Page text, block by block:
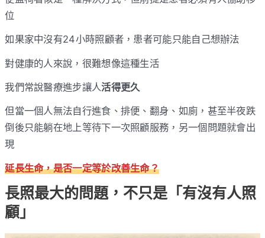
位
如果家中沒有24小時照顧者，患者可能只能自己想辦法
對健康的人來說，很難想像這種生活
我們常說醫療進步讓人活得更久
但當一個人無法自行進食、排便、翻身、如廁，甚至半夜跌
倒後只能躺在地上等待下一次照顧服務，另一個問題就會出
現
延長生命，是否一定等於改善生命？
長照最大的問題，不只是「有沒有人照
顧」